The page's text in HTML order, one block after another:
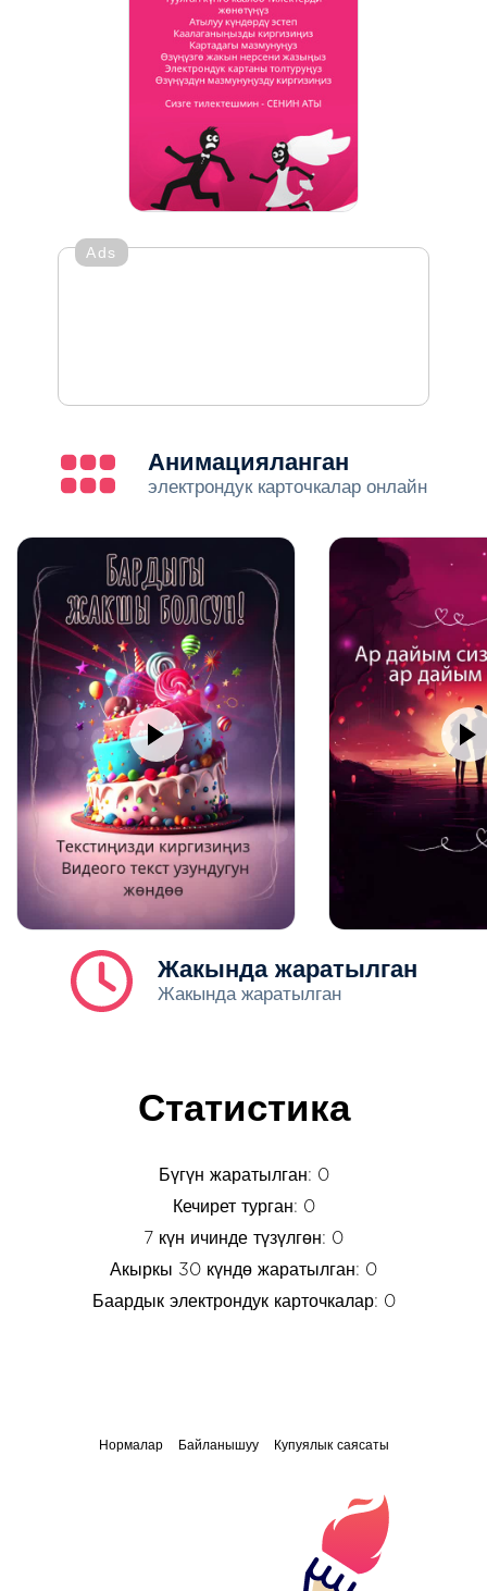
Ads
Анимацияланган
электрондук карточкалар онлайн
Жакында жаратылган
Жакында жаратылган
Статистика
Бүгүн жаратылган: 0
Кечирет турган: 0
7 күн ичинде түзүлгөн: 0
Акыркы 30 күндө жаратылган: 0
Баардык электрондук карточкалар: 0
Нормалар Байланышуу Купуялык саясаты